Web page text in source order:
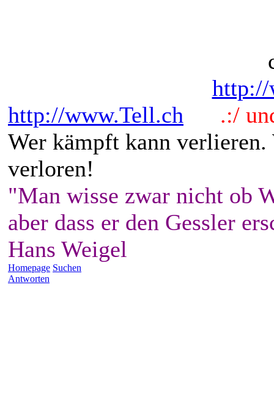
http://
http://www.Tell.ch
.:/
Wer kämpft kann
verloren!
"Man wisse zwar nicht ob
aber dass er den Gessler
Hans Weigel
Homepage Suchen
Antworten